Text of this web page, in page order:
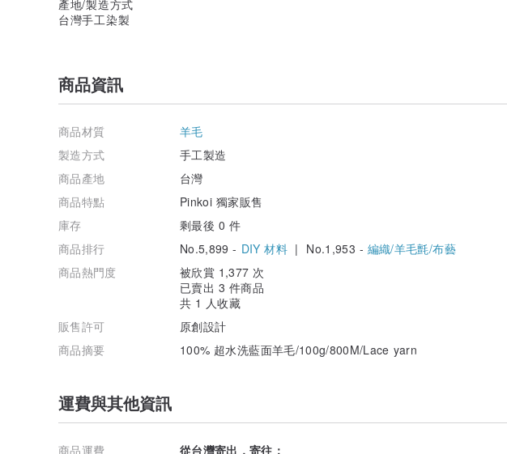
產地/製造方式
台灣手工染製
商品資訊
商品材質
羊毛
製造方式
手工製造
商品產地
台灣
商品特點
Pinkoi 獨家販售
庫存
剩最後 0 件
商品排行
No.5,899 - DIY 材料 | No.1,953 - 編織/羊毛氈/布藝
商品熱門度
被欣賞 1,377 次
已賣出 3 件商品
共 1 人收藏
販售許可
原創設計
商品摘要
100% 超水洗藍面羊毛/100g/800M/Lace yarn
運費與其他資訊
商品運費 從台灣寄出，寄往：